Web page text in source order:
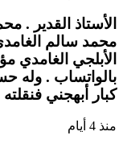
الأستاذ القدير .
محمد سالم
الأبلجي الغامدي
بالواتساب . وله
كبار أبهجني فنقلته
منذ 4 أيام